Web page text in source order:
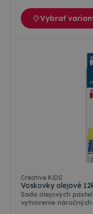
Vybrať
Creative KiDS
Voskovky olejové
Sada olejových
vytvorenie